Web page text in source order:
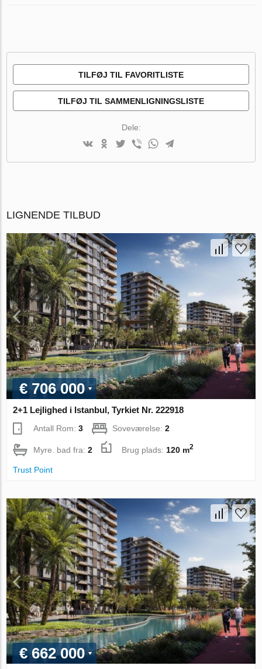
TILFØJ TIL FAVORITLISTE
TILFØJ TIL SAMMENLIGNINGSLISTE
Dele:
LIGNENDE TILBUD
€ 706 000
2+1 Lejlighed i Istanbul, Tyrkiet Nr. 222918
Antall Rom:3 Soveværelse:2
Myre. bad fra:2 Brug plads: 120 m2
Trust Point
€ 662 000